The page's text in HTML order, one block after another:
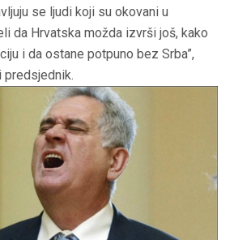
se ljudi koji su okovani u
da Hrvatska možda izvrši još, kako
i da ostane potpuno bez Srba”,
predsjednik.